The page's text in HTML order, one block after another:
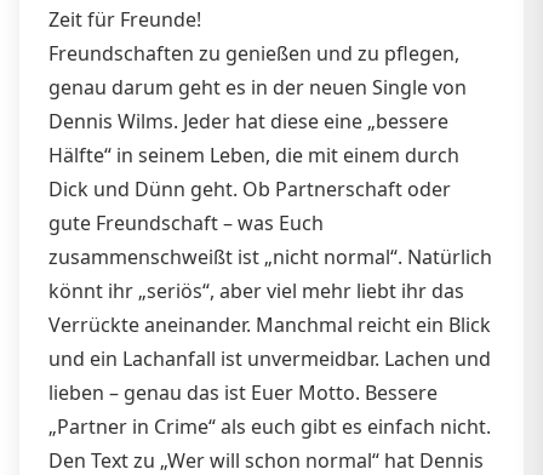
Zeit für Freunde!
Freundschaften zu genießen und zu pflegen,
genau darum geht es in der neuen Single von
Dennis Wilms. Jeder hat diese eine „bessere
Hälfte“ in seinem Leben, die mit einem durch
Dick und Dünn geht. Ob Partnerschaft oder
gute Freundschaft – was Euch
zusammenschweißt ist „nicht normal“. Natürlich
könnt ihr „seriös“, aber viel mehr liebt ihr das
Verrückte aneinander. Manchmal reicht ein Blick
und ein Lachanfall ist unvermeidbar. Lachen und
lieben – genau das ist Euer Motto. Bessere
„Partner in Crime“ als euch gibt es einfach nicht.
Den Text zu „Wer will schon normal“ hat Dennis